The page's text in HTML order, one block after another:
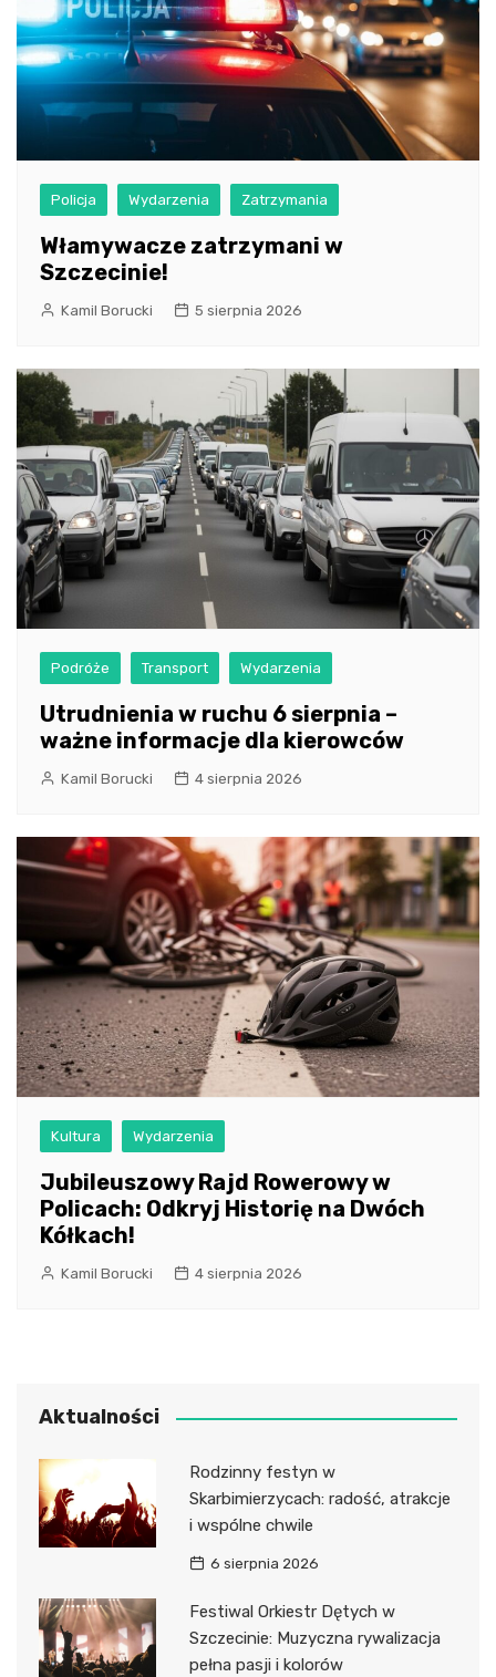
Policja Wydarzenia Zatrzymania
Włamywacze zatrzymani w
Szczecinie!
Kamil Borucki 5 sierpnia 2026
Podróże Transport Wydarzenia
Utrudnienia w ruchu 6 sierpnia –
ważne informacje dla kierowców
Kamil Borucki 4 sierpnia 2026
Kultura Wydarzenia
Jubileuszowy Rajd Rowerowy w
Policach: Odkryj Historię na Dwóch
Kółkach!
Kamil Borucki 4 sierpnia 2026
Aktualności
Rodzinny festyn w
Skarbimierzycach: radość, atrakcje
i wspólne chwile
6 sierpnia 2026
Festiwal Orkiestr Dętych w
Szczecinie: Muzyczna rywalizacja
pełna pasji i kolorów